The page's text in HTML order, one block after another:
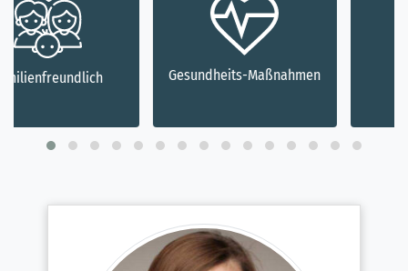
Gesundheits-Maßnahmen Weiterbildung